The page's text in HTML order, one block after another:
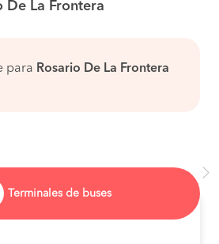
De La Frontera
para Rosario De La Frontera
Terminales de buses